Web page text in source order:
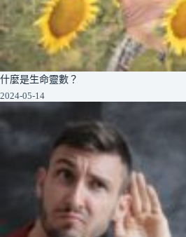
什麼是生命靈數？
2024-05-14